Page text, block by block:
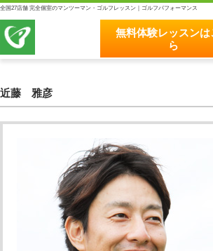
全国27店舗 完全個室のマンツーマン・ゴルフレッスン｜ゴルフパフォーマンス
無料体験レッスンは
ら
無料体験レッスンはこち
完全個室マンツーマンレッスン
統一されたレッスン理論
最新のスイング解析システム
独自のコースティーチング
近藤 雅彦